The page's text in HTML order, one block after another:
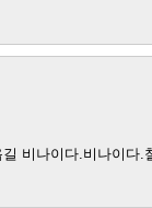
비나이다.비나이다.